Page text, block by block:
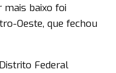
baixo foi
Oeste, que fechou
Federal